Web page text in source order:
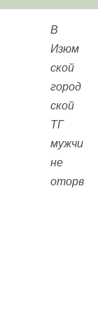
В
Изюм
ской
город
ской
ТГ
мужчи
не
оторв